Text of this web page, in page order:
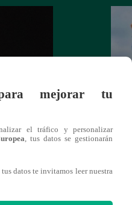
mejorar tu
el tráfico y personalizar
, tus datos se gestionarán
datos te invitamos leer nuestra